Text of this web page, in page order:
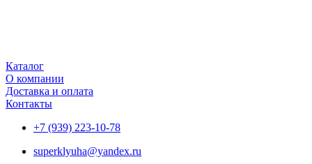
Каталог
О компании
Доставка и оплата
Контакты
+7 (939) 223-10-78
superklyuha@yandex.ru